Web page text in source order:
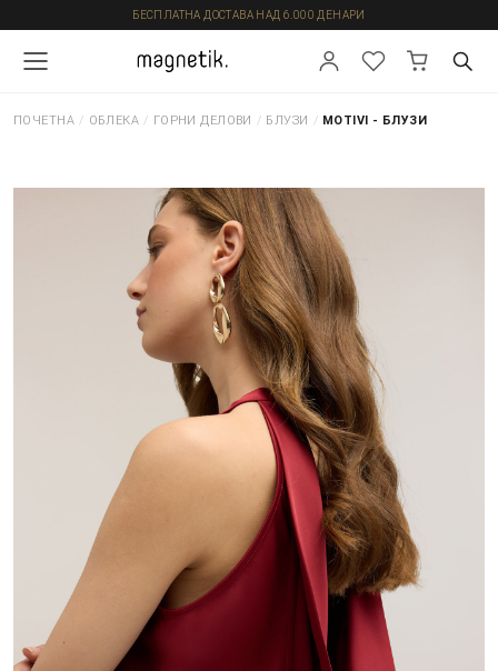
БЕСПЛАТНА ДОСТАВА НАД 6.000 ДЕНАРИ
ПОЧЕТНА / ОБЛЕКА / ГОРНИ ДЕЛОВИ / БЛУЗИ / MOTIVI - БЛУЗИ